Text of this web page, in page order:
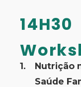
14H30
Nutrição
Saúde